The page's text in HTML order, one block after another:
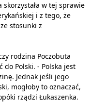
skorzystała w tej sprawie
i z tego, że
stosunki z
rodzina Poczobuta
Polski. - Polska jest
Jednak jeśli jego
mogłoby to oznaczać,
rządzi Łukaszenka.